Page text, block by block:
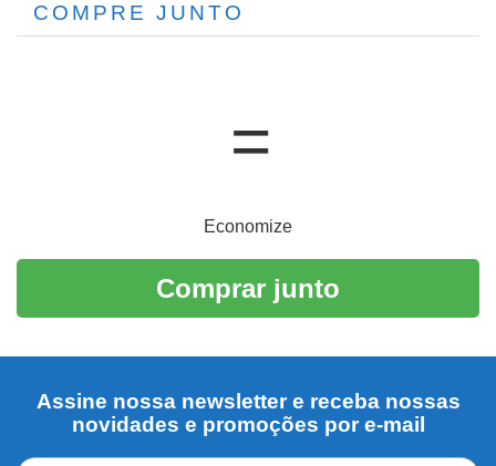
COMPRE JUNTO
Economize
Comprar junto
Assine nossa newsletter e receba nossas
novidades e promoções por e-mail